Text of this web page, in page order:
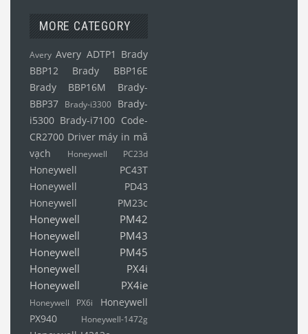
MORE CATEGORY
Avery Avery ADTP1
Brady
BBP12
Brady BBP16E
Brady BBP16M
Brady-
BBP37 Brady-i3300 Brady-
i5300 Brady-i7100 Code-
CR2700 Driver máy in mã
vạch
Honeywell PC23d
Honeywell PC43T
Honeywell PD43
Honeywell PM23c
Honeywell PM42
Honeywell PM43
Honeywell PM45
Honeywell PX4i
Honeywell PX4ie
Honeywell PX6i
Honeywell
PX940
Honeywell-1472g